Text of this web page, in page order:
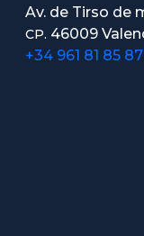
Av. de Tirso de
CP. 46009
+34 961 81 85 87